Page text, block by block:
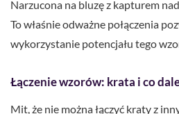
Narzucona na bluzę z kapturem
To właśnie odważne połączenia
wykorzystanie potencjału tego
Łączenie wzorów: krata i co
Mit, że nie można łączyć kraty z